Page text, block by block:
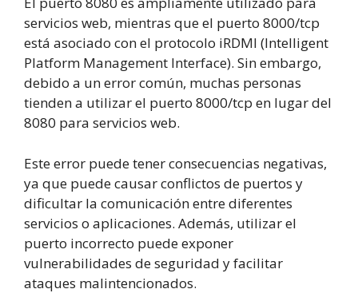
servicios web, mientras que el puerto 8000/tcp
está asociado con el protocolo iRDMI (Intelligent
Platform Management Interface). Sin embargo,
debido a un error común, muchas personas
tienden a utilizar el puerto 8000/tcp en lugar del
8080 para servicios web.
Este error puede tener consecuencias negativas,
ya que puede causar conflictos de puertos y
dificultar la comunicación entre diferentes
servicios o aplicaciones. Además, utilizar el
puerto incorrecto puede exponer
vulnerabilidades de seguridad y facilitar
ataques malintencionados.